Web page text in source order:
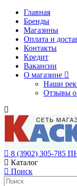
Главная
Бренды
Магазины
Оплата и
Контакты
Кредит
Вакансии
О магазине
Наши
Отзывы
8 (3902) 305-785
Каталог
Поиск